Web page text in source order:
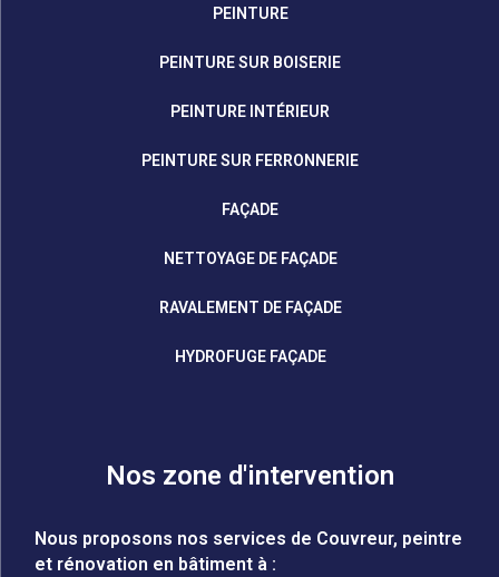
PEINTURE
PEINTURE SUR BOISERIE
PEINTURE INTÉRIEUR
PEINTURE SUR FERRONNERIE
FAÇADE
NETTOYAGE DE FAÇADE
RAVALEMENT DE FAÇADE
HYDROFUGE FAÇADE
Nos zone d'intervention
Nous proposons nos services de Couvreur, peintre
et rénovation en bâtiment à :